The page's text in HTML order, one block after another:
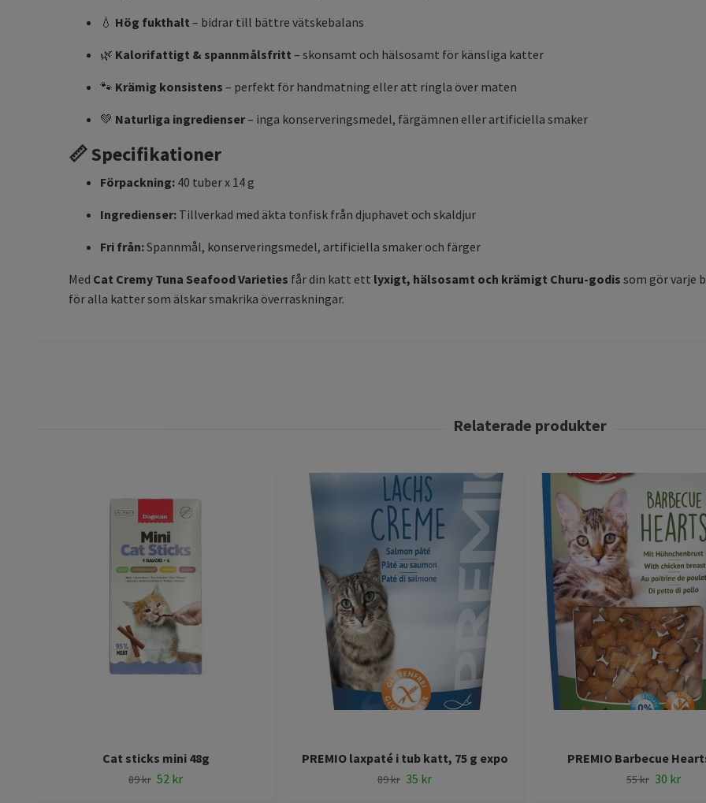
💧 Hög fukthalt – bidrar till bättre vätskebalans
🌿 Kalorifattigt & spannmålsfritt – skonsamt och hälsosamt för känsliga katter
🐾 Krämig konsistens – perfekt för handmatning eller att ringla över maten
💚 Naturliga ingredienser– inga konserveringsmedel, färgämnen eller artificiella smaker
📏 Specifikationer
Förpackning: 40 tuber x 14 g
Ingredienser: Tillverkad med äkta tonfisk från djuphavet och skaldjur
Fri från:Spannmål, konserveringsmedel, artificiella smaker och färger
Med Cat Cremy Tuna Seafood Varieties får din katt ett lyxigt, hälsosamt och krämigt Churu-godis som gör varje
för alla katter som älskar smakrika överraskningar.
Cat sticks mini 48g
89 kr 52 kr
PREMIO laxpaté i tub katt, 75 g expo
89 kr 35 kr
PREMIO Barbecue
55 kr 30 kr